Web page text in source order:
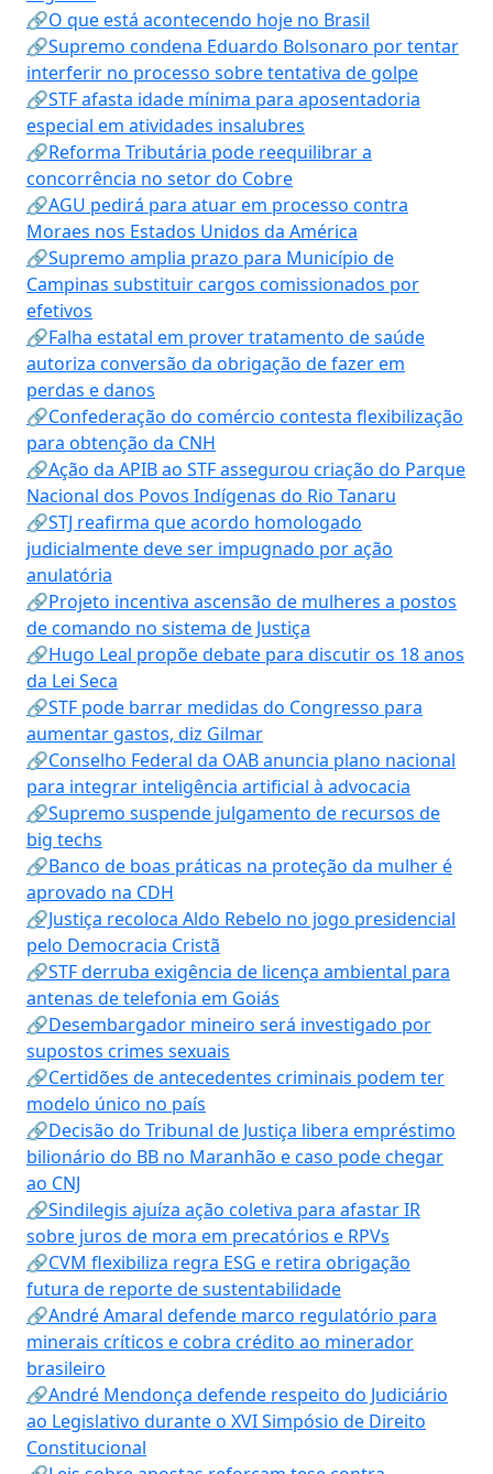
🔗O que está acontecendo hoje no Brasil
🔗Supremo condena Eduardo Bolsonaro por tentar
interferir no processo sobre tentativa de golpe
🔗STF afasta idade mínima para aposentadoria
especial em atividades insalubres
🔗Reforma Tributária pode reequilibrar a
concorrência no setor do Cobre
🔗AGU pedirá para atuar em processo contra
Moraes nos Estados Unidos da América
🔗Supremo amplia prazo para Município de
Campinas substituir cargos comissionados por
efetivos
🔗Falha estatal em prover tratamento de saúde
autoriza conversão da obrigação de fazer em
perdas e danos
🔗Confederação do comércio contesta flexibilização
para obtenção da CNH
🔗Ação da APIB ao STF assegurou criação do Parque
Nacional dos Povos Indígenas do Rio Tanaru
🔗STJ reafirma que acordo homologado
judicialmente deve ser impugnado por ação
anulatória
🔗Projeto incentiva ascensão de mulheres a postos
de comando no sistema de Justiça
🔗Hugo Leal propõe debate para discutir os 18 anos
da Lei Seca
🔗STF pode barrar medidas do Congresso para
aumentar gastos, diz Gilmar
🔗Conselho Federal da OAB anuncia plano nacional
para integrar inteligência artificial à advocacia
🔗Supremo suspende julgamento de recursos de
big techs
🔗Banco de boas práticas na proteção da mulher é
aprovado na CDH
🔗Justiça recoloca Aldo Rebelo no jogo presidencial
pelo Democracia Cristã
🔗STF derruba exigência de licença ambiental para
antenas de telefonia em Goiás
🔗Desembargador mineiro será investigado por
supostos crimes sexuais
🔗Certidões de antecedentes criminais podem ter
modelo único no país
🔗Decisão do Tribunal de Justiça libera empréstimo
bilionário do BB no Maranhão e caso pode chegar
ao CNJ
🔗Sindilegis ajuíza ação coletiva para afastar IR
sobre juros de mora em precatórios e RPVs
🔗CVM flexibiliza regra ESG e retira obrigação
futura de reporte de sustentabilidade
🔗André Amaral defende marco regulatório para
minerais críticos e cobra crédito ao minerador
brasileiro
🔗André Mendonça defende respeito do Judiciário
ao Legislativo durante o XVI Simpósio de Direito
Constitucional